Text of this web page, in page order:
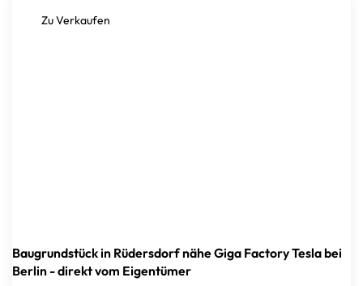
Zu Verkaufen
Baugrundstück in Rüdersdorf nähe Giga Factory Tesla bei
Berlin - direkt vom Eigentümer